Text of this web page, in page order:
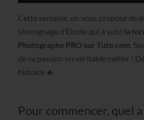
Cette semaine, on vous propose de
témoignage d’Elodie qui a suivi la
Photographe PRO sur Tuto.com.
de sa passion un véritable métier !
histoire 🔥
Pour commencer, quel